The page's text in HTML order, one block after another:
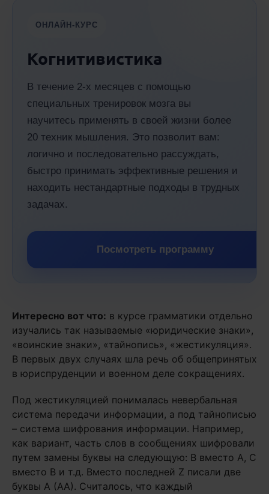
ОНЛАЙН-КУРС
Когнитивистика
В течение 2-х месяцев с помощью
специальных тренировок мозга вы
научитесь применять в своей жизни более
20 техник мышления. Это позволит вам:
логично и последовательно рассуждать,
быстро принимать эффективные решения и
находить нестандартные подходы в трудных
задачах.
Посмотреть программу
Интересно вот что: в курсе грамматики отдельно
изучались так называемые «юридические знаки»,
«воинские знаки», «тайнопись», «жестикуляция».
В первых двух случаях шла речь об общепринятых
в юриспруденции и военном деле сокращениях.
Под жестикуляцией понималась невербальная
система передачи информации, а под тайнописью
– система шифрования информации. Например,
как вариант, часть слов в сообщениях шифровали
путем замены буквы на следующую: В вместо А, С
вместо В и т.д. Вместо последней Z писали две
буквы А (АА). Считалось, что каждый